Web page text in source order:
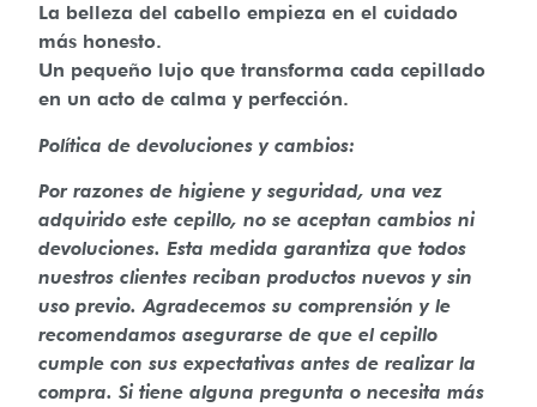
La belleza del cabello empieza en el cuidado
más honesto.
Un pequeño lujo que transforma cada cepillado
en un acto de calma y perfección.
Política de devoluciones y cambios:
Por razones de higiene y seguridad, una vez
adquirido este cepillo, no se aceptan cambios ni
devoluciones. Esta medida garantiza que todos
nuestros clientes reciban productos nuevos y sin
uso previo. Agradecemos su comprensión y le
recomendamos asegurarse de que el cepillo
cumple con sus expectativas antes de realizar la
compra. Si tiene alguna pregunta o necesita más